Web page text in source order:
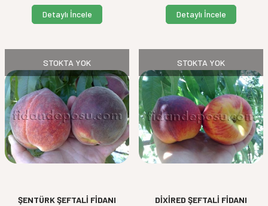
Detaylı İncele Detaylı İncele
STOKTA YOK
ŞENTÜRK ŞEFTALİ FİDANI
STOKTA YOK
DİXİRED ŞEFTALİ FİDANI